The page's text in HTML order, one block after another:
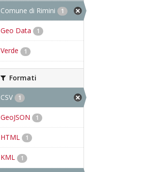
Comune di Rimini 1
Geo Data 1
Verde 1
Formati
CSV 1
GeoJSON 1
HTML 1
KML 1